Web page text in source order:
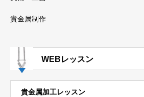
貴金属制作
WEBレッスン
貴金属加工レッスン